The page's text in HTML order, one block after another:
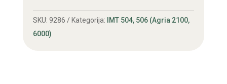
506
SKU: 9286 Kategorija:
IMT 504, 506 (Agria 2100,
6000)